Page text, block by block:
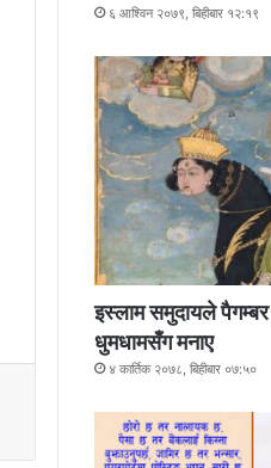
६ आश्विन २०७९, बिहीबार १२:१९
इस्लाम समुदायले
धुमधामसँग मनाए
४ कार्तिक २०७८, बिहीबार ०७:५०